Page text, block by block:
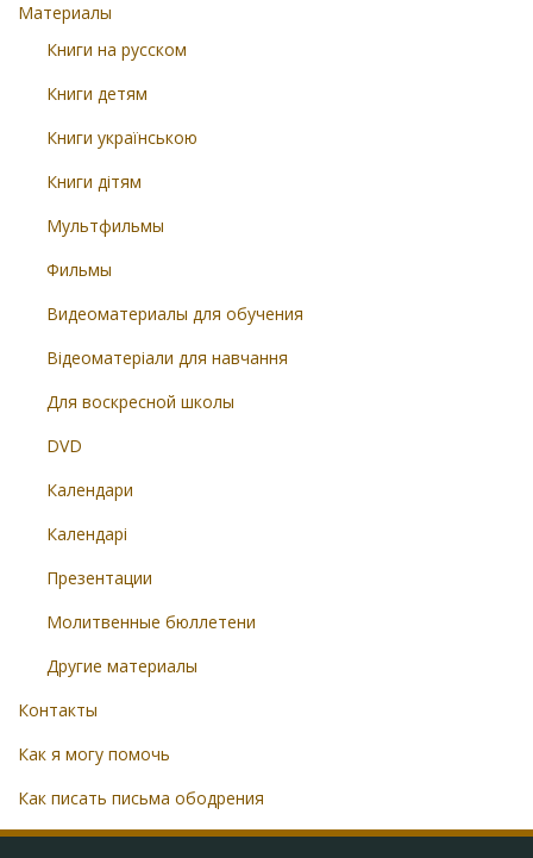
Материалы
Книги на русском
Книги детям
Книги українською
Книги дітям
Мультфильмы
Фильмы
Видеоматериалы для обучения
Відеоматеріали для навчання
Для воскресной школы
DVD
Календари
Календарі
Презентации
Молитвенные бюллетени
Другие материалы
Контакты
Как я могу помочь
Как писать письма ободрения